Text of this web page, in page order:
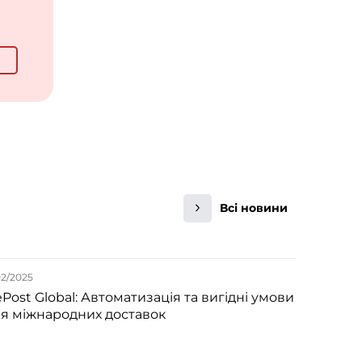
Всі новини
2025
Global: Автоматизація та вигідні умови
міжнародних доставок